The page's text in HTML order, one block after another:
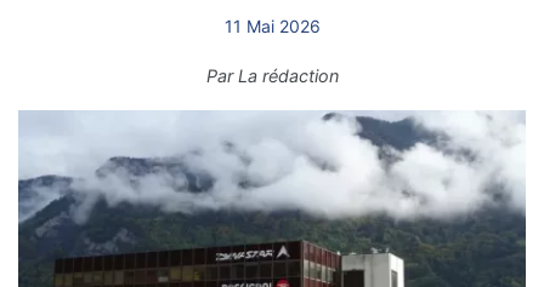
11 Mai 2026
ParLa rédaction